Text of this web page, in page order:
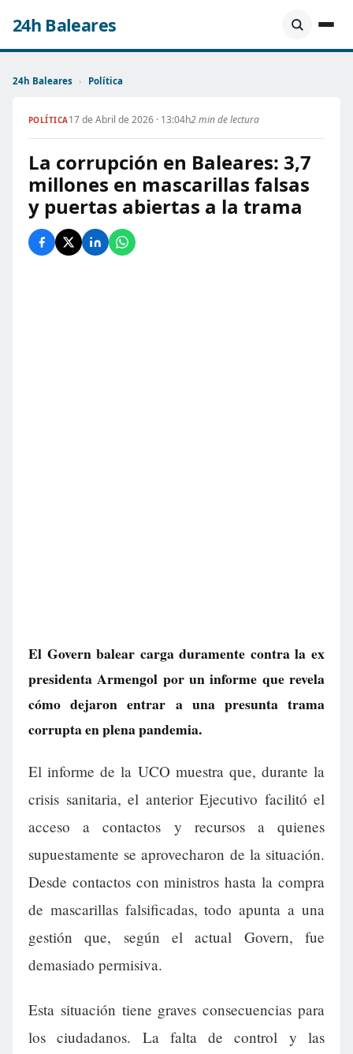
24h Baleares
24h Baleares › Política
POLÍTICA17 de Abril de 2026 · 13:04h2 min de lectura
La corrupción en Baleares: 3,7
millones en mascarillas falsas
y puertas abiertas a la trama
El Govern balear carga duramente contra la ex
presidenta Armengol por un informe que revela
cómo dejaron entrar a una presunta trama
corrupta en plena pandemia.
El informe de la UCO muestra que, durante la
crisis sanitaria, el anterior Ejecutivo facilitó el
acceso a contactos y recursos a quienes
supuestamente se aprovecharon de la situación.
Desde contactos con ministros hasta la compra
de mascarillas falsificadas, todo apunta a una
gestión que, según el actual Govern, fue
demasiado permisiva.
Esta situación tiene graves consecuencias para
los ciudadanos. La falta de control y las